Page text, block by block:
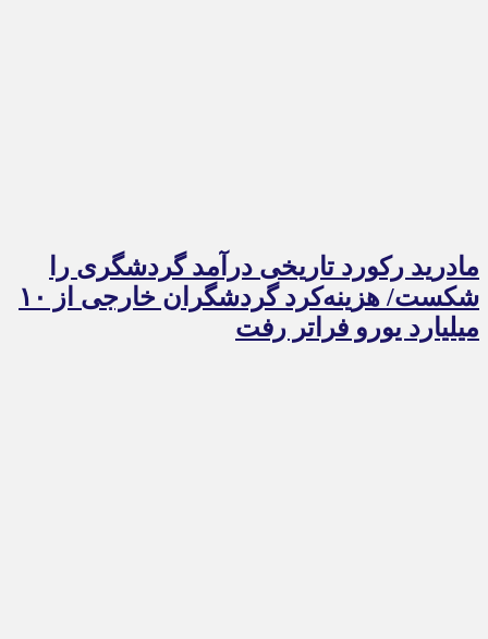
مادرید رکورد تاریخی درآمد گردشگری را
شکست/ هزینه‌کرد گردشگران خارجی از ۱۰
میلیارد یورو فراتر رفت